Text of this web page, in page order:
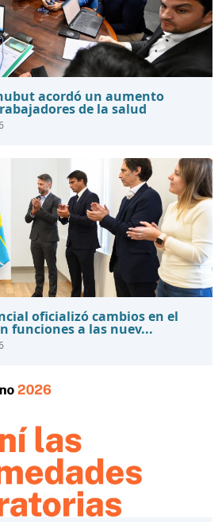
acordó un aumento
de la salud
oficializó cambios en el
funciones a las nuev...